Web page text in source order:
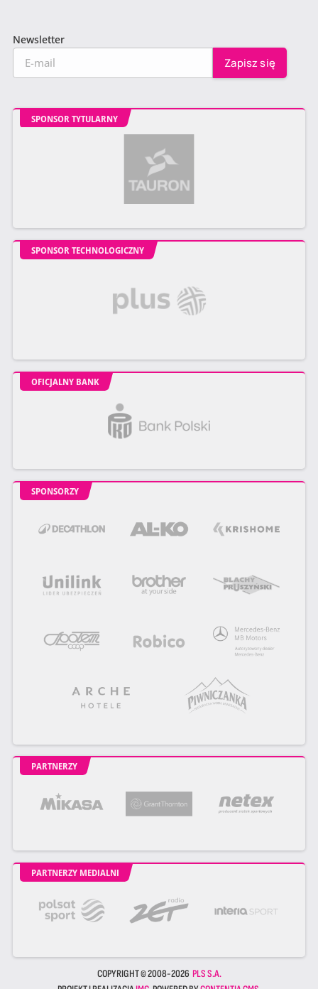
Newsletter
SPONSOR TYTULARNY
SPONSOR TECHNOLOGICZNY
OFICJALNY BANK
SPONSORZY
PARTNERZY
PARTNERZY MEDIALNI
COPYRIGHT © 2008-2026 PLS S.A.